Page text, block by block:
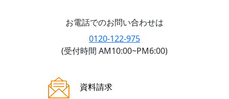
お電話でのお問い合わせは
0120-122-975
(受付時間 AM10:00~PM6:00)
資料請求